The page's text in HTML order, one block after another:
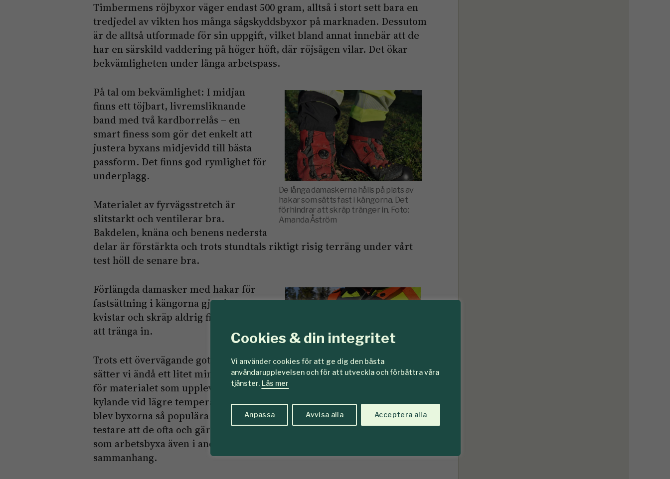
Cookies & din integritet
Vi använder cookies för att ge dig den bästa
användarupplevelsen och för att utveckla och förbättra våra
tjänster. Läs mer
Anpassa Avvisa alla Acceptera alla
Timbermens röjbyxor väger endast 500 gram, alltså i stort sett bara en
tredjedel av vikten hos många sågskyddsbyxor på marknaden. Dessutom
är de alltså utformade för sin uppgift, vilket bland annat innebär att de
har en särskild vaddering på höger höft, där röjsågen vilar. Det ökar
bekvämligheten under långa arbetspass.
De långa damaskerna hålls på plats av
hakar som sätts fast i kängorna. Det
förhindrar att skräp tränger in. Foto:
Amanda Åström
På tal om bekvämlighet: I midjan
finns ett töjbart, livremsliknande
band med två kardborrelås – en
smart finess som gör det enkelt att
justera byxans midjevidd till bästa
passform. Det finns god rymlighet för
underplagg.
Materialet av fyrvägsstretch är
slitstarkt och ventilerar bra.
Bakdelen, knäna och benens nedersta
delar är förstärkta och trots stundtals riktigt risig terräng under vårt
test höll de senare bra.
Bröstfickorna är åtkomliga även när
Förlängda damasker med hakar för
fastsättning i kängorna gjorde att
kvistar och skräp aldrig fick en chans
att tränga in.
Trots ett övervägande gott betyg
sätter vi ändå ett litet minustecken
för materialet som upplevdes som
kylande vid lägre temperaturer. Ändå
blev byxorna så populära hos våra
testare att de ofta och gärna användes
som arbetsbyxa även i andra
sammanhang.